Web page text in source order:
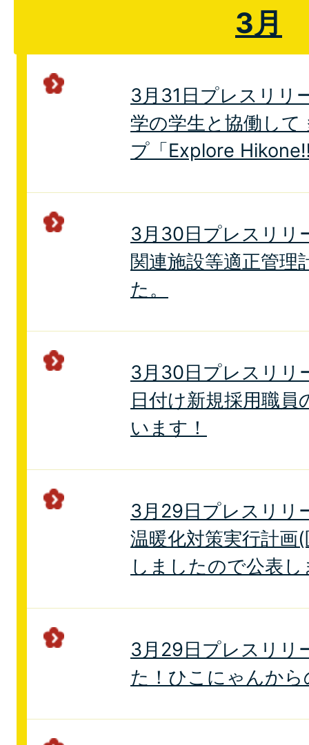
3月
3月31日プレスリリ
学の学生と協働して
プ「Explore
3月30日プレスリリ
関連施設等適正管理
た。
3月30日プレスリリ
日付け新規採用職員
います！
3月29日プレスリリ
温暖化対策実行計画
しましたので公表し
3月29日プレスリリ
た！ひこにゃんか